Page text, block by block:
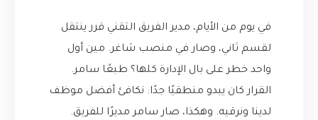
في يوم من الأيام، مدير الفريق التقني قرر ينتقل
لقسم ثاني، وصار في منصب شاغر. مين أول
واحد خطر على بال الإدارة كلها؟ طبعًا سامر.
القرار كان يبدو منطقيًا جدًا: نكافئ أفضل موظف
لدينا ونرقيه. وهكذا، صار سامر مديرًا للفريق.